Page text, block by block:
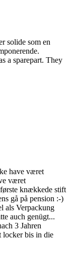
solide som en
a sparepart. They
have været
været
knækkede stift
gå på pension :-)
als Verpackung
auch genügt...
3 Jahren
locker bis in die